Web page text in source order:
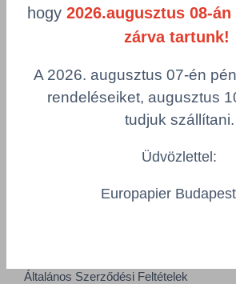
Tájékoztatók
Adatvédelmi nyilatkozat
Adatkezelési tájékoztató
Alapvető munkaügyi szabályok
Visszaélés-bejelentés
Információk
Általános Szerződési Feltételek
hogy 2026.augusztus 08-
zárva tartunk!
A 2026. augusztus 07-én
rendeléseiket, augusztus
tudjuk szállítani.
Üdvözlettel:
Europapier